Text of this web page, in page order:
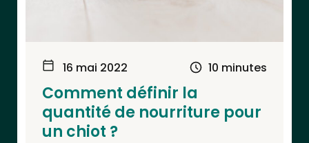
16 mai 2022 10 minutes
Comment définir la
quantité de nourriture pour
un chiot ?